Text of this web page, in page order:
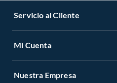
Servicio al Cliente
Mi Cuenta
Nuestra Empresa